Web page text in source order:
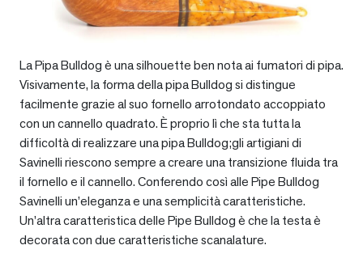
La Pipa Bulldog è una silhouette ben nota ai fumatori di pipa.
Visivamente, la forma della pipa Bulldog si distingue
facilmente grazie al suo fornello arrotondato accoppiato
con un cannello quadrato. È proprio lì che sta tutta la
difficoltà di realizzare una pipa Bulldog;gli artigiani di
Savinelli riescono sempre a creare una transizione fluida tra
il fornello e il cannello. Conferendo così alle Pipe Bulldog
Savinelli un’eleganza e una semplicità caratteristiche.
Un’altra caratteristica delle Pipe Bulldog è che la testa è
decorata con due caratteristiche scanalature.